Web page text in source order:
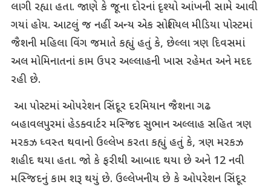
લાગી રહ્યા હતા. જાણે કે જૂના દોરનાં દૃશ્યો આંખની સામે આવી
ગયાં હોય. આટલું જ નહીં અન્ય એક સોશિયલ મીડિયા પોસ્ટમાં
જૈશની મહિલા વિંગ જમાતે કહ્યું હતું કે, છેલ્લા ત્રણ દિવસમાં
અલ મોમિનાતનાં કામ ઉપર અલ્લાહની ખાસ રહેમત અને મદદ
રહી છે.
આ પોસ્ટમાં ઓપરેશન સિંદૂર દરમિયાન જૈશના ગઢ
બહાવલપુરમાં હેડક્વાર્ટર મસ્જિદ સુભાન અલ્લાહ સહિત ત્રણ
મરકઝ ધ્વસ્ત થવાનો ઉલ્લેખ કરતા કહ્યું હતું કે, ત્રણ મરકઝ
શહીદ થયા હતા. જો કે ફરીથી આબાદ થયા છે અને 12 નવી
મસ્જિદનું કામ શરૂ થયું છે. ઉલ્લેખનીય છે કે ઓપરેશન સિંદૂર